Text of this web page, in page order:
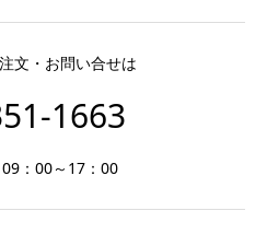
文・お問い合せは
1663
：00～17：00